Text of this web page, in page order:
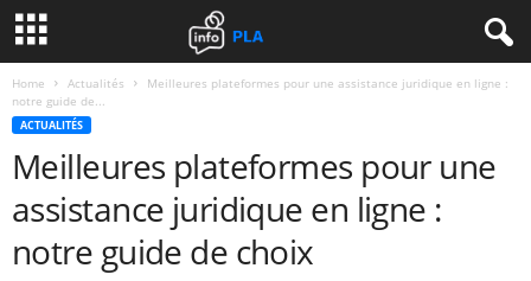
Home Actualités
Meilleures plateformes pour une assistance juridique en ligne :
notre guide de...
ACTUALITÉS
Meilleures plateformes pour une
assistance juridique en ligne :
notre guide de choix